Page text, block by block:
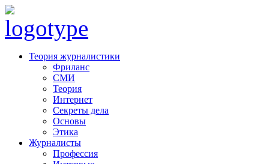
Теория журналистики
Фриланс
СМИ
Теория
Интернет
Секреты дела
Основы
Этика
Журналисты
Профессия